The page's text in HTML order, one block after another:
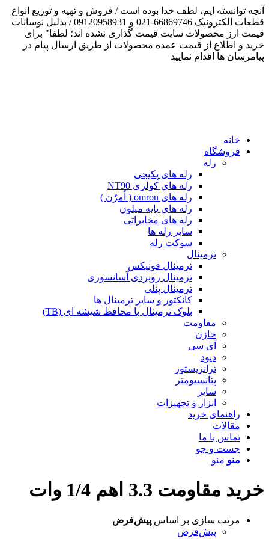
آنچه توانسته ایم، لطف خدا بوده است / فروش و تهیه و توزیع انواع
قطعات الکترونیک 66869746-021 و 09120958931 / بدلیل نوسانات
قیمت ارز محصولات سایت قیمت گذاری نشده اند؛ لطفا" برای
خرید و اطلاع از قیمت عمده محصولات از طریق ارسال پیام در
پیامرسان ها اقدام نمایید
خانه
فروشگاه
رله
رله های پکیجی
رله های کولری NT90
رله های omron ( اُمرُن )
رله های پایه میلون
رله های مخابراتی
سایر رله ها
سوکت رله
ترمینال
ترمینال فونیکس
ترمینال روبردی آسانسوری
ترمینال پنلی
کانکتور و سایر ترمینال ها
بلوک ترمینال با محافظ شیشه ای (TB)
مقاومت
خازن
آی سی
دیود
ترانزیستور
پتانسیومتر
سایر
ابزار و تجهیزات
راهنمای خرید
مقالات
تماس با ما
جست و جو
منو منو
خرید مقاومت 3.3 اهم 1/4 وات
مرتب سازی بر اساس پیش‌فرض
پیش‌فرض